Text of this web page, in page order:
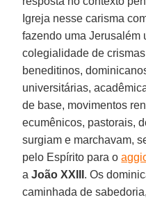
Igreja nesse carisma
fazendo uma Jerusalém
colegialidade de
beneditinos,
universitárias,
de base, movimentos
ecumênicos, pastorais,
surgiam e marchavam,
pelo Espírito para o
a João XXIII . Os
caminhada de